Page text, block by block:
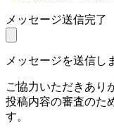
メッセージ送信完了
メッセージを送信し
ご協力いただきあり
投稿内容の審査のた
す。